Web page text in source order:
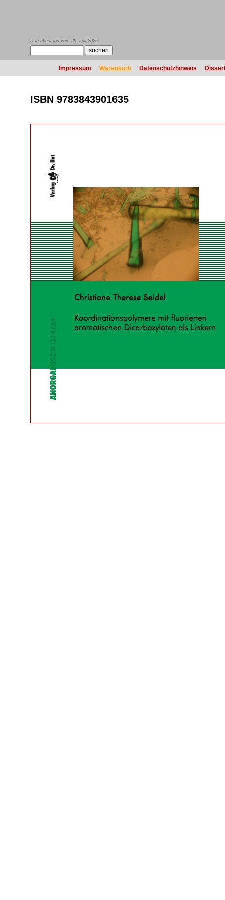
Datenbestand vom 29. Juli 2026
Impressum Warenkorb Datenschutzhinweis
ISBN 9783843901635